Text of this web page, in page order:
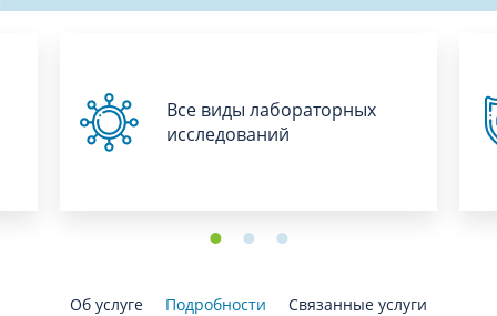
Все виды лабораторных
исследований
Об услуге Подробности
Связанные услуги